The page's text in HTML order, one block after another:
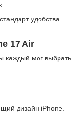
удобства
17 Air
каждый мог выбрать
дизайн iPhone.